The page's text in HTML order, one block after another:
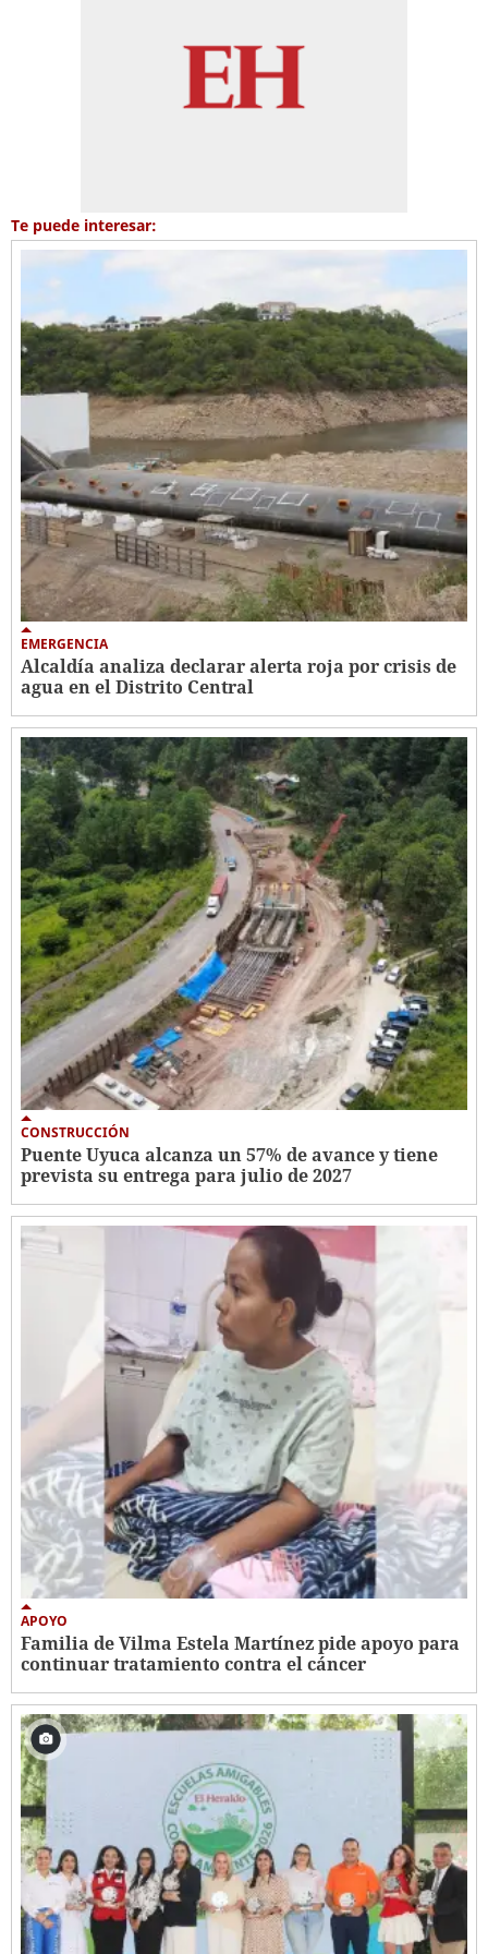
Te puede interesar:
EMERGENCIA
Alcaldía analiza declarar alerta roja por crisis de
agua en el Distrito Central
CONSTRUCCIÓN
Puente Uyuca alcanza un 57% de avance y tiene
prevista su entrega para julio de 2027
APOYO
Familia de Vilma Estela Martínez pide apoyo para
continuar tratamiento contra el cáncer